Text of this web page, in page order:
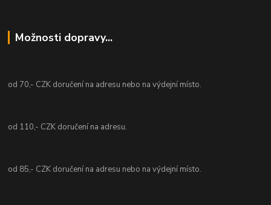
Možnosti dopravy...
od 70,- CZK doručení na adresu nebo na výdejní místo.
od 110,- CZK doručení na adresu.
od 85,- CZK doručení na adresu nebo na výdejní místo.